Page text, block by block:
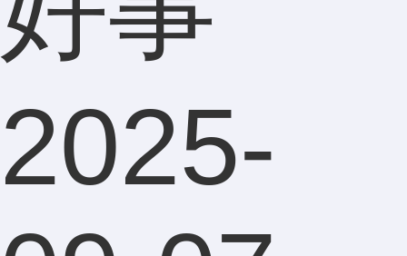
2025-